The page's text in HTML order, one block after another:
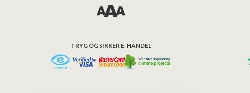
TRYG OG SIKKER E-HANDEL